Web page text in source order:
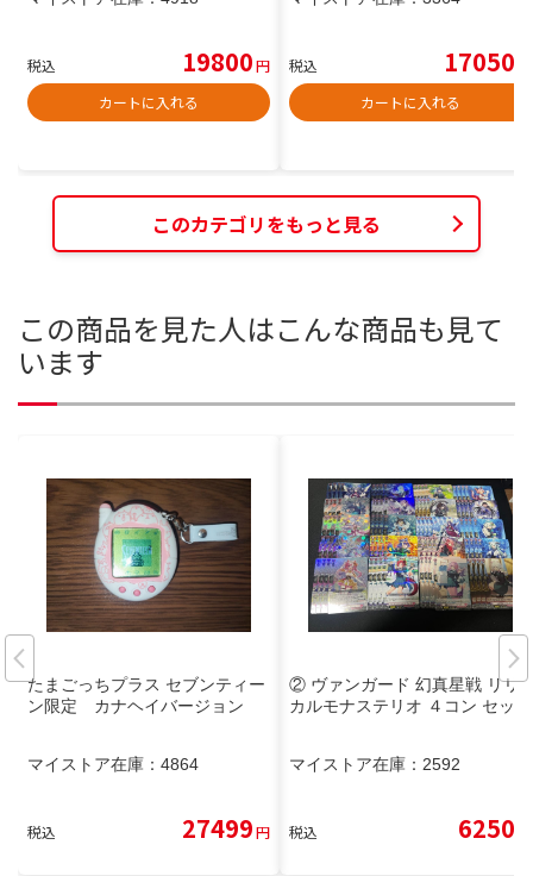
税込 19800円
カートに入れる
税込 17050
カートに入れる
このカテゴリをもっと見る
この商品を見た人はこんな商品も見て
います
たまごっちプラス セブンティー
ン限定 カナヘイバージョン
マイストア在庫： 4864
税込 27499円
② ヴァンガード 幻真星戦 リリ
カルモナステリオ ４コン セット
マイストア在庫： 2592
税込 6250